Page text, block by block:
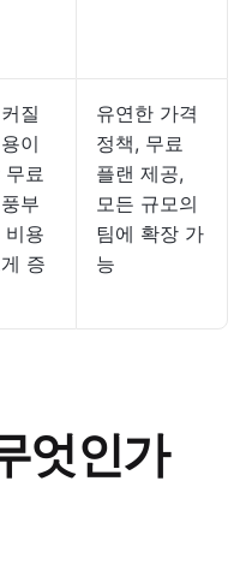
질
이
무료
부
비용
증
유연한 가격
정책, 무료
플랜 제공,
모든 규모의
팀에 확장 가
능
엇인가